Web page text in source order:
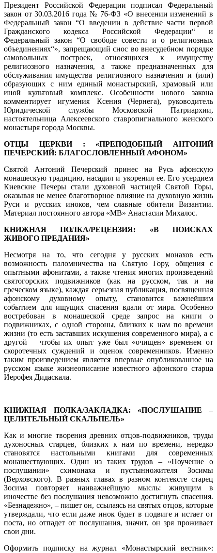
Президент Российской Федерации подписал Федеральный
закон от 30.03.2016 года № 76-ФЗ «О внесении изменений в
Федеральный закон “О введении в действие части первой
Гражданского кодекса Российской Федерации“ и
Федеральный закон “О свободе совести и о религиозных
объединениях“», запрещающий снос во внесудебном порядке
самовольных построек, относящихся к имуществу
религиозного назначения, а также предназначенных для
обслуживания имущества религиозного назначения и (или)
образующих с ним единый монастырский, храмовый или
иной культовый комплекс. Особенности нового закона
комментирует игумения Ксения (Чернега), руководитель
Юридической службы Московской Патриархии,
настоятельница Алексеевского ставропигиального женского
монастыря города Москвы.
ОТЦЫ ЦЕРКВИ : «ПРЕПОДОБНЫЙ АНТОНИЙ
ПЕЧЕРСКИЙ: БЛАГОСЛОВЛЕННЫЙ АФОНОМ»
Святой Антоний Печерский принес на Русь афонскую
монашескую традицию, насадил и укоренил ее. Его усердием
Киевские Печеры стали духовной частицей Святой Горы,
оказывая не менее благотворное влияние на духовную жизнь
Руси и русских иноков, чем славные обители Византии.
Материал постоянного автора «МВ» Анастасии Михалос.
КНИЖНАЯ ПОЛКА/РЕЦЕНЗИЯ: «В ПОИСКАХ
ЖИВОГО ПРЕДАНИЯ»
Несмотря на то, что сегодня у русских монахов есть
возможность паломничества на Святую Гору, общения с
опытными афонитами, а также чтения многих произведений
святогорских подвижников (как на русском, так и на
греческом языке), каждая серьезная публикация, посвященная
афонскому духовному опыту, становится важнейшим
событием для ищущих спасения вдали от мира. Особенно
востребован в монашеской среде запрос на книги о
подвижниках, с одной стороны, близких к нам по времени
жизни (то есть заставших искушения современного мира), а с
другой – чтобы их опыт уже был «очищен» временем от
скоротечных суждений и оценок современников. Именно
таким произведением является впервые опубликованное на
русском языке жизнеописание известного афонского старца
Иерофея Дидаскала.
КНИЖНАЯ ПОЛКА/ЗАКЛАДКА: «ПОСЛУШАНИЕ –
ЦЕЛИТЕЛЬНЫЙ СКАЛЬПЕЛЬ»
Как и многие творения древних отцов-подвижников, труды
духоносных старцев, близких к нам по времени, нередко
становятся настольными книгами для современных
монашествующих. Один из таких трудов – «Поучение о
послушании» схимонаха и пустынножителя Зосимы
(Верховского). В разных главах в разном контексте старец
Зосима повторяет наиважнейшую мысль: живущим в
иночестве без послушания невозможно достигнуть спасения.
«Безнадежно», – пишет он, ссылаясь на святых отцов, которые
утверждали, что если даже инок будет в подвиге и истает от
поста, но отпадет от послушания, значит, он зря проживает
свои дни.
Оформить подписку на журнал «Монастырский вестник»: